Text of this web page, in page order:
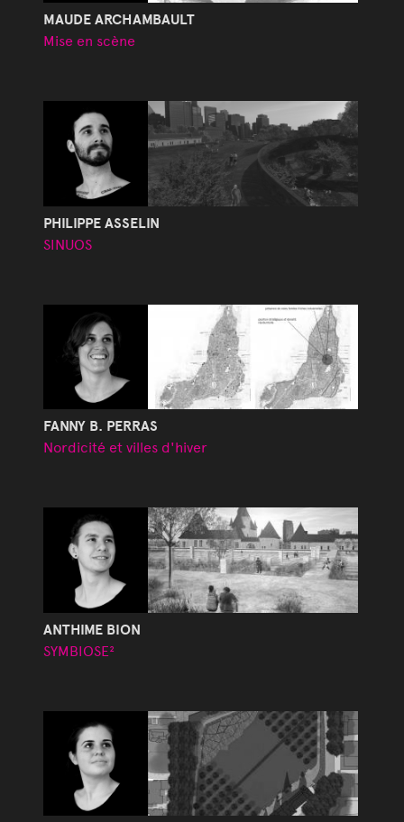
MAUDE ARCHAMBAULT
Mise en scène
PHILIPPE ASSELIN
SINUOS
FANNY B. PERRAS
Nordicité et villes d'hiver
ANTHIME BION
SYMBIOSE²